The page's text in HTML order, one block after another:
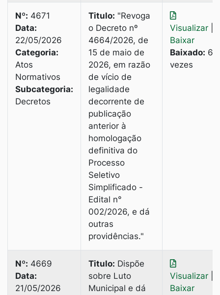
Nº: 4671
Data:
22/05/2026
Categoria:
Atos
Normativos
Subcategoria:
Decretos
Titulo: "Revoga
o Decreto nº
4664/2026, de
15 de maio de
2026, em razão
de vício de
legalidade
decorrente de
publicação
anterior à
homologação
definitiva do
Processo
Seletivo
Simplificado -
Edital n°
002/2026, e dá
outras
providências."
Visualizar
Baixar
Baixado: 6
vezes
Nº: 4669
Data:
21/05/2026
Titulo: Dispõe
sobre Luto
Municipal e dá
Visualizar
Baixar